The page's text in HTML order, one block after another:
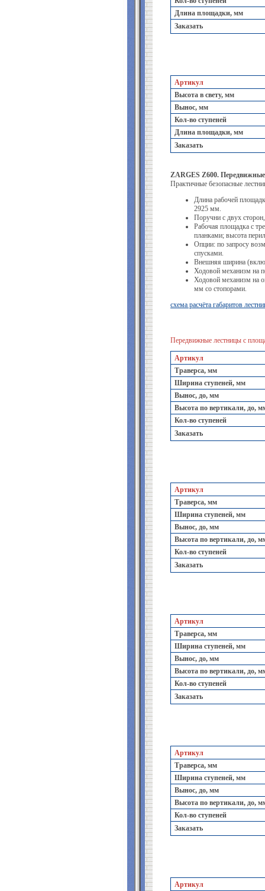
Длина площадки, мм
Заказать
Артикул
Высота в свету, мм
Вынос, мм
Кол-во ступеней
Длина площадки, мм
Заказать
ZARGES Z600.
Практичные безопасные
Длина рабочей
2925 мм.
Поручни с двух
Рабочая площадка с
планками; высота
Опции: по запросу
спусками.
Внешняя ширина
Ходовой механизм на
Ходовой механизм на
мм со стопорами.
схема расчёта габаритов
Передвижные лестницы с
Артикул
Траверса, мм
Ширина ступеней, мм
Вынос, до, мм
Высота по вертикали, до,
Кол-во ступеней
Заказать
Артикул
Траверса, мм
Ширина ступеней, мм
Вынос, до, мм
Высота по вертикали, до,
Кол-во ступеней
Заказать
Артикул
Траверса, мм
Ширина ступеней, мм
Вынос, до, мм
Высота по вертикали, до,
Кол-во ступеней
Заказать
Артикул
Траверса, мм
Ширина ступеней, мм
Вынос, до, мм
Высота по вертикали, до,
Кол-во ступеней
Заказать
Артикул